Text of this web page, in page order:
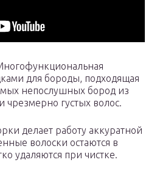
для бороды, подходящая
непослушных бород из
чрезмерно густых волос.
делает работу аккуратной
волоски остаются в
удаляются при чистке.